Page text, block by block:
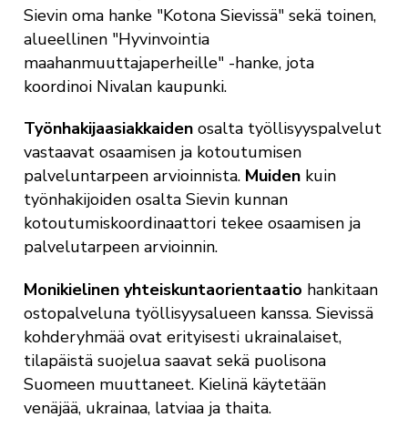
Sievin oma hanke "Kotona Sievissä" sekä toinen,
alueellinen "Hyvinvointia
maahanmuuttajaperheille" -hanke, jota
koordinoi Nivalan kaupunki.
Työnhakijaasiakkaidenosalta työllisyyspalvelut
vastaavat osaamisen ja kotoutumisen
palveluntarpeen arvioinnista. Muidenkuin
työnhakijoiden osalta Sievin kunnan
kotoutumiskoordinaattori tekee osaamisen ja
palvelutarpeen arvioinnin.
Monikielinen yhteiskuntaorientaatio hankitaan
ostopalveluna työllisyysalueen kanssa. Sievissä
kohderyhmää ovat erityisesti ukrainalaiset,
tilapäistä suojelua saavat sekä puolisona
Suomeen muuttaneet. Kielinä käytetään
venäjää, ukrainaa, latviaa ja thaita.